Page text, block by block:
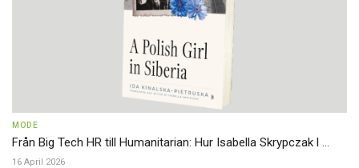
MODE
Från Big Tech HR till Humanitarian: Hur Isabella Skrypczak l ...
16 April 2026